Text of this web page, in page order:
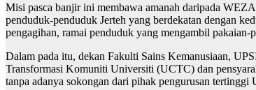
Misi pasca banjir ini membawa amanah daripada
penduduk-penduduk Jerteh yang berdekatan dengan
pengagihan, ramai penduduk yang mengambil
Dalam pada itu, dekan Fakulti Sains Kemanusiaan,
Transformasi Komuniti Universiti (UCTC) dan
tanpa adanya sokongan dari pihak pengurusan tertinggi